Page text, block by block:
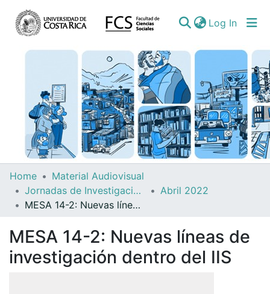
Log In
Communities
Collections
All of DSpace
Statistics
Home
Material Audiovisual
Jornadas de Investigación del IIS
Abril 2022
MESA 14-2: Nuevas líneas de investigación dentro del IIS
MESA 14-2: Nuevas líneas de
investigación dentro del IIS